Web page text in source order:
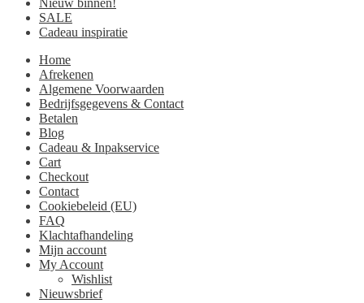
Nieuw binnen!
SALE
Cadeau inspiratie
Home
Afrekenen
Algemene Voorwaarden
Bedrijfsgegevens & Contact
Betalen
Blog
Cadeau & Inpakservice
Cart
Checkout
Contact
Cookiebeleid (EU)
FAQ
Klachtafhandeling
Mijn account
My Account
Wishlist
Nieuwsbrief